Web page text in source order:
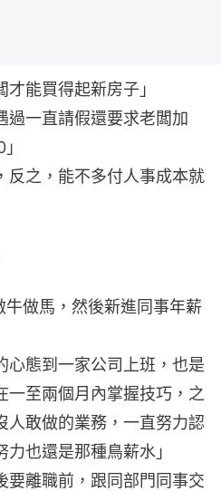
才能買得起新房子」
過一直請假還要求老闆加
反之，能不多付人事成本就
牛做馬，然後新進同事年薪
心態到一家公司上班，也是
一至兩個月內掌握技巧，之
人敢做的業務，一直努力認
也還是那種鳥薪水」
要離職前，跟同部門同事交